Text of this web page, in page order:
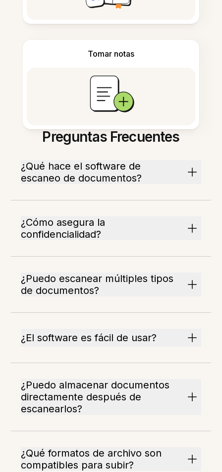
Tomar notas
Preguntas Frecuentes
¿Qué hace el software de
escaneo de documentos?
¿Cómo asegura la
confidencialidad?
¿Puedo escanear múltiples tipos
de documentos?
¿El software es fácil de usar?
¿Puedo almacenar documentos
directamente después de
escanearlos?
¿Qué formatos de archivo son
compatibles para subir?